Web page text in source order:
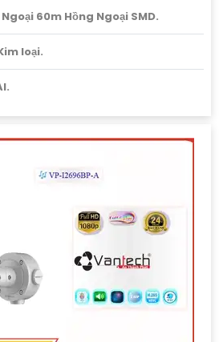
60m Hồng Ngoại SMD.
loại.